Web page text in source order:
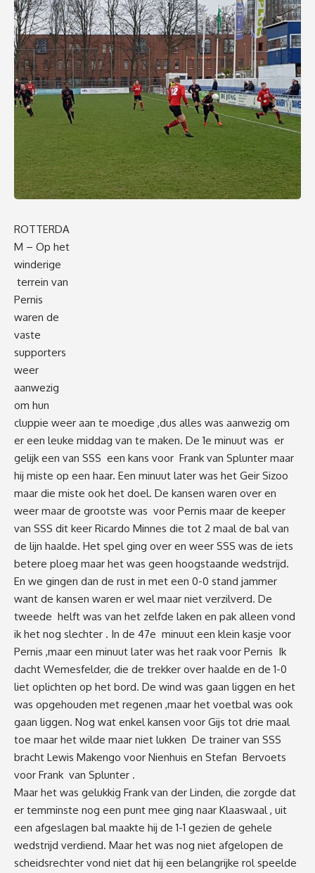
ROTTERDA
M – Op het
winderige
terrein van
Pernis
waren de
vaste
supporters
weer
aanwezig
om hun
cluppie weer aan te moedige ,dus alles was aanwezig om
er een leuke middag van te maken. De 1e minuut was er
gelijk een van SSS een kans voor Frank van Splunter maar
hij miste op een haar. Een minuut later was het Geir Sizoo
maar die miste ook het doel. De kansen waren over en
weer maar de grootste was voor Pernis maar de keeper
van SSS dit keer Ricardo Minnes die tot 2 maal de bal van
de lijn haalde. Het spel ging over en weer SSS was de iets
betere ploeg maar het was geen hoogstaande wedstrijd.
En we gingen dan de rust in met een 0-0 stand jammer
want de kansen waren er wel maar niet verzilverd. De
tweede helft was van het zelfde laken en pak alleen vond
ik het nog slechter . In de 47e minuut een klein kasje voor
Pernis ,maar een minuut later was het raak voor Pernis Ik
dacht Wemesfelder, die de trekker over haalde en de 1-0
liet oplichten op het bord. De wind was gaan liggen en het
was opgehouden met regenen ,maar het voetbal was ook
gaan liggen. Nog wat enkel kansen voor Gijs tot drie maal
toe maar het wilde maar niet lukken De trainer van SSS
bracht Lewis Makengo voor Nienhuis en Stefan Bervoets
voor Frank van Splunter .
Maar het was gelukkig Frank van der Linden, die zorgde dat
er temminste nog een punt mee ging naar Klaaswaal , uit
een afgeslagen bal maakte hij de 1-1 gezien de gehele
wedstrijd verdiend. Maar het was nog niet afgelopen de
scheidsrechter vond niet dat hij een belangrijke rol speelde